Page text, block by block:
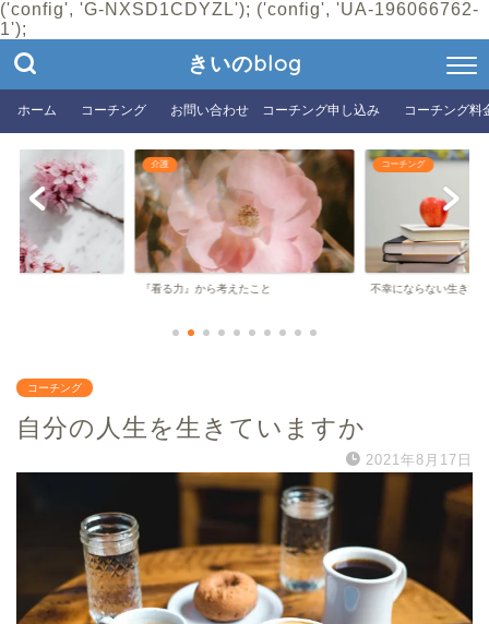
('config', 'G-NXSD1CDYZL'); ('config', 'UA-196066762-
1');
きいのblog
ホーム コーチング お問い合わせ コーチング申し込み コーチング料
介護
『看る力』から考えたこと
コーチング
不幸にならない生き方
コーチング
自分の人生を生きていますか
2021年8月17日